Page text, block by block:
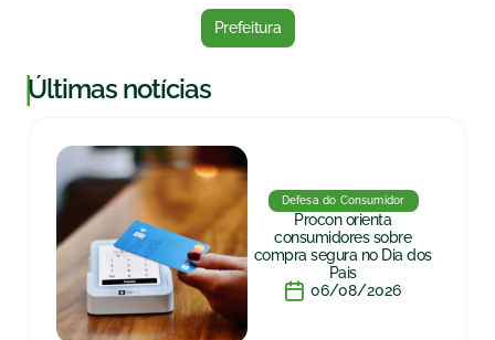
Prefeitura
|Últimas notícias
Defesa do Consumidor
Procon orienta
consumidores sobre
compra segura no Dia dos
Pais
06/08/2026